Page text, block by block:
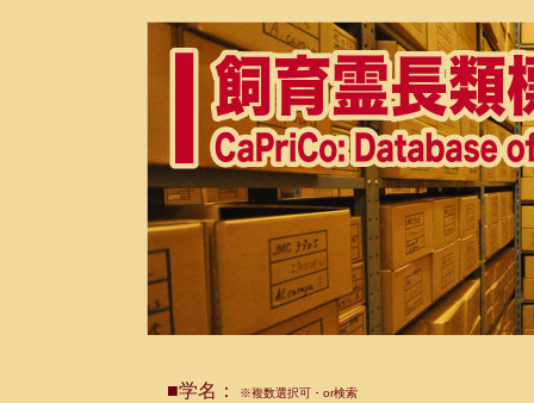
■学名： ※複数選択可・or検索